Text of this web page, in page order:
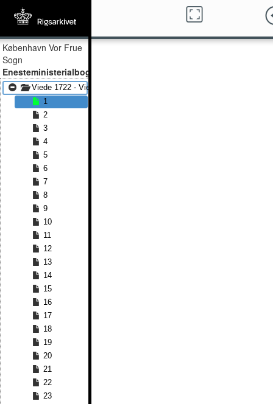
København Vor Frue
Sogn
Enesteministerialbog
Viede 1722 - Viede 1774
1
2
3
4
5
6
7
8
9
10
11
12
13
14
15
16
17
18
19
20
21
22
23